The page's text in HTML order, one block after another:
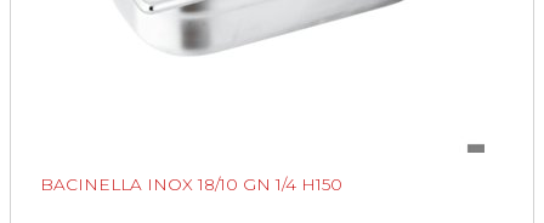
BACINELLA INOX 18/10 GN 1/4 H150